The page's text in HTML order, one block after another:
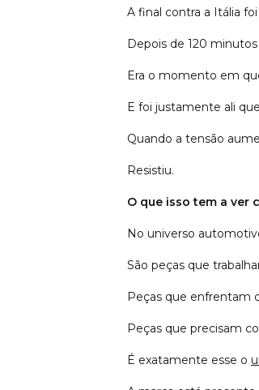
A final contra a Itália
Depois de 120
Era o momento em
E foi justamente ali
Quando a tensão
Resistiu.
O que isso tem a ver
No universo
São peças que
Peças que enfrentam
Peças que precisam
É exatamente esse o